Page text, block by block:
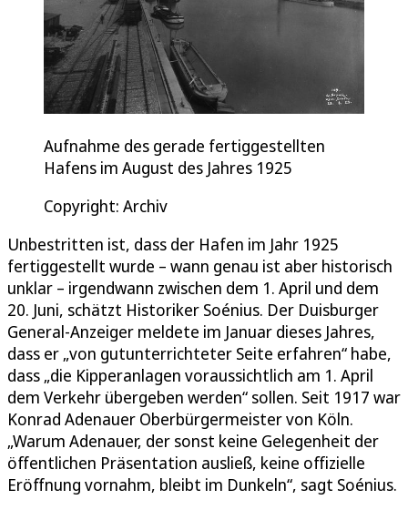
Aufnahme des gerade fertiggestellten
Hafens im August des Jahres 1925
Copyright: Archiv
Unbestritten ist, dass der Hafen im Jahr 1925
fertiggestellt wurde – wann genau ist aber historisch
unklar – irgendwann zwischen dem 1. April und dem
20. Juni, schätzt Historiker Soénius. Der Duisburger
General-Anzeiger meldete im Januar dieses Jahres,
dass er „von gutunterrichteter Seite erfahren“ habe,
dass „die Kipperanlagen voraussichtlich am 1. April
dem Verkehr übergeben werden“ sollen. Seit 1917 war
Konrad Adenauer Oberbürgermeister von Köln.
„Warum Adenauer, der sonst keine Gelegenheit der
öffentlichen Präsentation ausließ, keine offizielle
Eröffnung vornahm, bleibt im Dunkeln“, sagt Soénius.